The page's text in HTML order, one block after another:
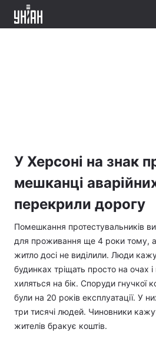
У Херсоні на знак
мешканці
перекрили дорогу
Помешкання протестувальників
для проживання ще 4 роки тому,
житло досі не виділили. Люди
будинках тріщать просто на очах і
хиляться на бік. Споруди гнучкої
були на 20 років експлуатації. У
три тисячі людей. Чиновники
жителів бракує коштів.